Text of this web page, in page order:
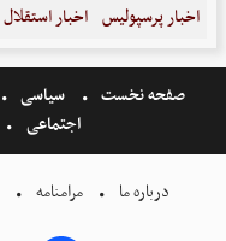
اخبار پرسپولیس اخبار استقلال
صفحه نخست سیاسی
اجتماعی
درباره ما مرامنامه